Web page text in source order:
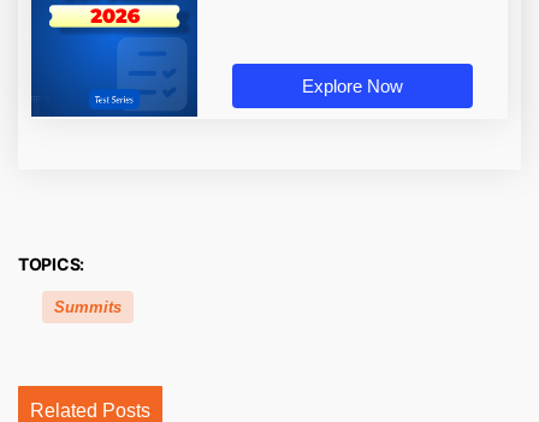
Explore Now
TOPICS:
Summits
Related Posts